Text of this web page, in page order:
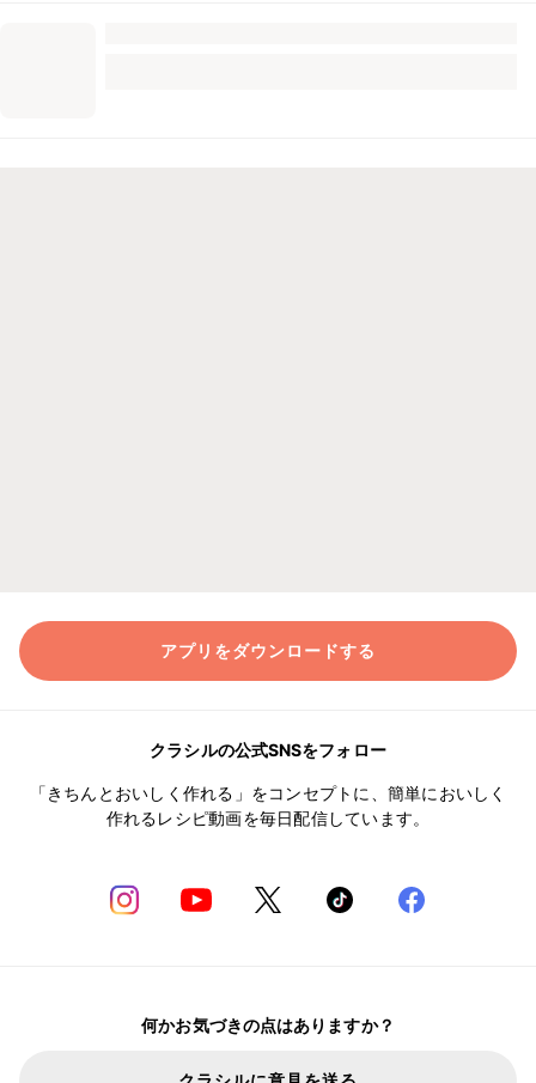
アプリをダウンロードする
クラシルの公式SNSをフォロー
「きちんとおいしく作れる」をコンセプトに、簡単においしく
作れるレシピ動画を毎日配信しています。
何かお気づきの点はありますか？